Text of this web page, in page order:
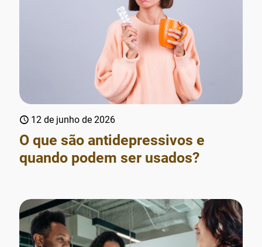
12 de junho de 2026
O que são antidepressivos e
quando podem ser usados?